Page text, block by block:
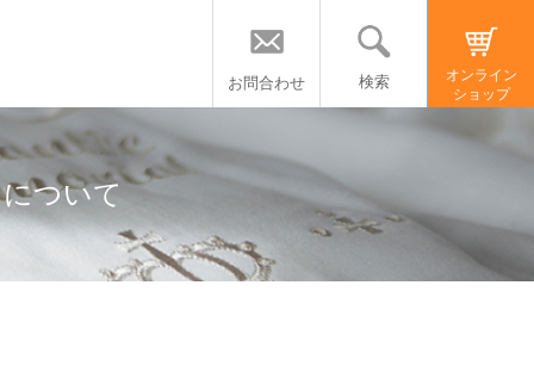
お問合わせ 検索
オンライン
ショップ
ついて